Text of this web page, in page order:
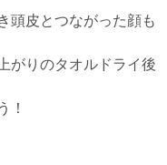
頭皮とつながった顔も
がりのタオルドライ後
！